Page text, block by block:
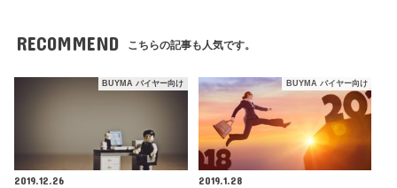
RECOMMEND こちらの記事も人気です。
BUYMA バイヤー向け
2019.12.26
BUYMA バイヤー向け
2019.1.28